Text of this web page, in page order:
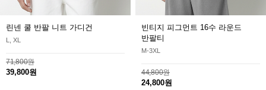
린넨 쿨 반팔 니트 가디건
L, XL
71,800원
39,800원
빈티지 피그먼트 16수 라운드
반팔티
M-3XL
44,800원
24,800원